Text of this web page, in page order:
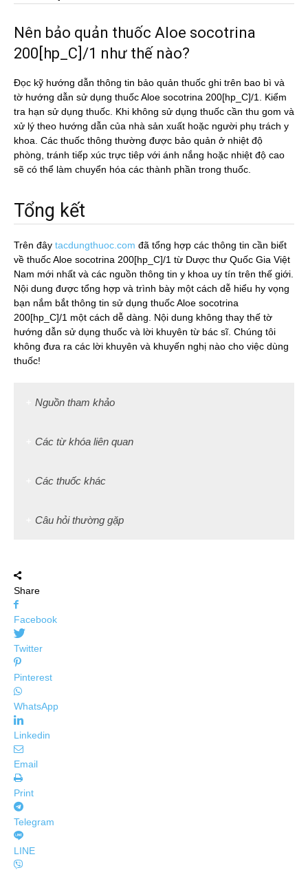
Nên bảo quản thuốc Aloe socotrina
200[hp_C]/1 như thế nào?
Đọc kỹ hướng dẫn thông tin bảo quản thuốc ghi trên bao bì và
tờ hướng dẫn sử dụng thuốc Aloe socotrina 200[hp_C]/1. Kiểm
tra hạn sử dụng thuốc. Khi không sử dụng thuốc cần thu gom và
xử lý theo hướng dẫn của nhà sản xuất hoặc người phụ trách y
khoa. Các thuốc thông thường được bảo quản ở nhiệt độ
phòng, tránh tiếp xúc trực tiêp với ánh nắng hoặc nhiệt độ cao
sẽ có thể làm chuyển hóa các thành phần trong thuốc.
Tổng kết
Trên đây tacdungthuoc.com đã tổng hợp các thông tin cần biết
về thuốc Aloe socotrina 200[hp_C]/1 từ Dược thư Quốc Gia Việt
Nam mới nhất và các nguồn thông tin y khoa uy tín trên thế giới.
Nội dung được tổng hợp và trình bày một cách dễ hiểu hy vọng
bạn nắm bắt thông tin sử dụng thuốc Aloe socotrina
200[hp_C]/1 một cách dễ dàng. Nội dung không thay thế tờ
hướng dẫn sử dụng thuốc và lời khuyên từ bác sĩ. Chúng tôi
không đưa ra các lời khuyên và khuyến nghị nào cho việc dùng
thuốc!
Nguồn tham khảo
Các từ khóa liên quan
Các thuốc khác
Câu hỏi thường gặp
Share
Facebook
Twitter
Pinterest
WhatsApp
Linkedin
Email
Print
Telegram
LINE